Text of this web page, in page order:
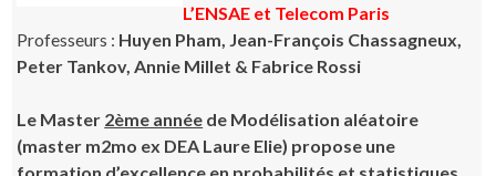
L’ENSAE et Telecom Paris
Professeurs : Huyen Pham, Jean-François Chassagneux,
Peter Tankov, Annie Millet & Fabrice Rossi
Le Master 2ème année de Modélisation aléatoire
(master m2mo ex DEA Laure Elie) propose une